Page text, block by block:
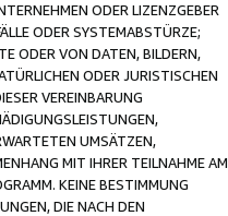
ODER LIZENZGEBER
ODER SYSTEMABSTÜRZE;
ODER VON DATEN, BILDERN,
ODER JURISTISCHEN
VEREINBARUNG
UMSÄTZEN,
MIT IHRER TEILNAHME AM
KEINE BESTIMMUNG
DIE NACH DEN